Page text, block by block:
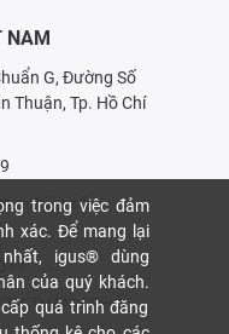
NAM
G, Đường Số
Thuận, Tp. Hồ Chí
nghiệp số:
TƯ THÀNH PHỐ
trong việc đảm
xác. Để mang lại
igus® dùng
của quý khách.
quá trình đăng